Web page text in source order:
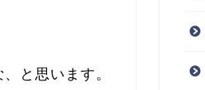
と思います。